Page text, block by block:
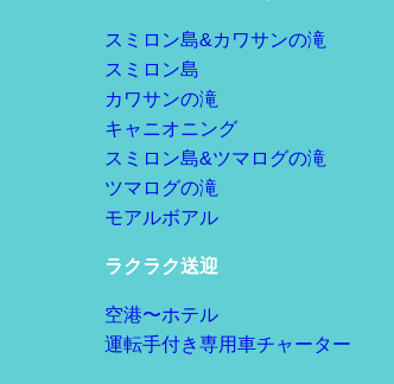
スミロン島&カワサンの滝
スミロン島
カワサンの滝
キャニオニング
スミロン島&ツマログの滝
ツマログの滝
モアルボアル
ラクラク送迎
空港〜ホテル
運転手付き専用車チャーター